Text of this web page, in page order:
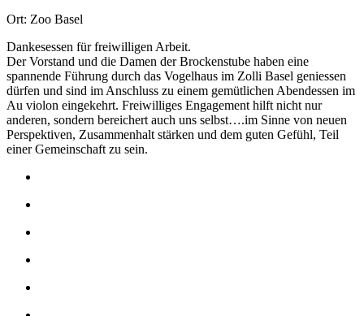
Ort: Zoo Basel
Dankesessen für freiwilligen Arbeit.
Der Vorstand und die Damen der Brockenstube haben eine
spannende Führung durch das Vogelhaus im Zolli Basel geniessen
dürfen und sind im Anschluss zu einem gemütlichen Abendessen im
Au violon eingekehrt. Freiwilliges Engagement hilft nicht nur
anderen, sondern bereichert auch uns selbst….im Sinne von neuen
Perspektiven, Zusammenhalt stärken und dem guten Gefühl, Teil
einer Gemeinschaft zu sein.